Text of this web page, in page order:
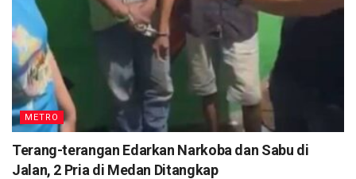
METRO
Terang-terangan Edarkan Narkoba dan Sabu di
Jalan, 2 Pria di Medan Ditangkap